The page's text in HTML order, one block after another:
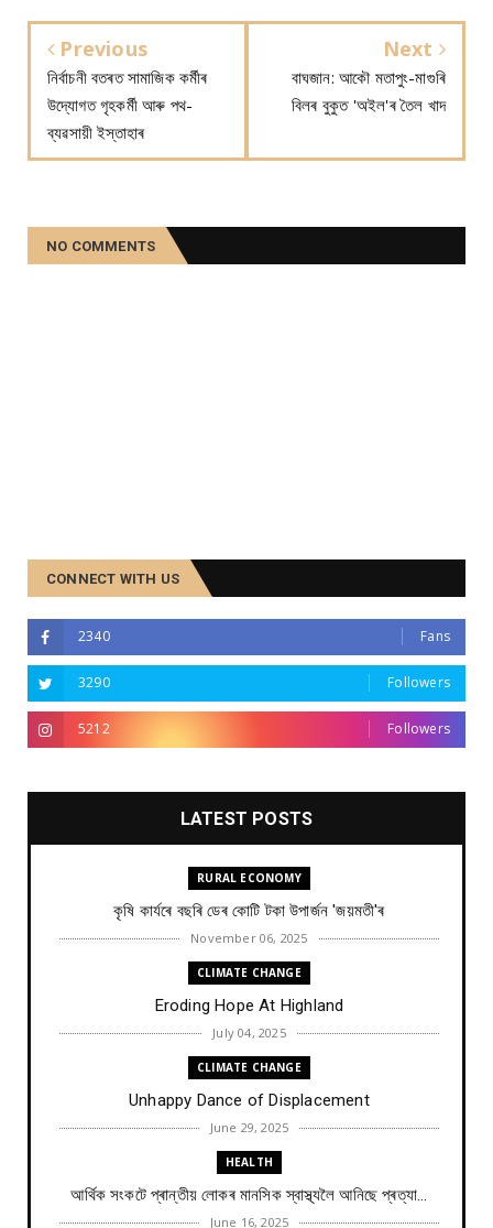
Previous
নিৰ্বাচনী বতৰত সামাজিক কর্মীৰ
উদ্যোগত গৃহকর্মী আৰু পথ-
ব্যৱসায়ী ইস্তাহাৰ
Next
বাঘজান: আকৌ মতাপুং-মাগুৰি
বিলৰ বুকুত 'অইল'ৰ তৈল খাদ
NO COMMENTS
CONNECT WITH US
2340 Fans
3290 Followers
5212 Followers
LATEST POSTS
RURAL ECONOMY
কৃষি কাৰ্যৰে বছৰি ডেৰ কোটি টকা উপার্জন 'জয়মতী'ৰ
November 06, 2025
CLIMATE CHANGE
Eroding Hope At Highland
July 04, 2025
CLIMATE CHANGE
Unhappy Dance of Displacement
June 29, 2025
HEALTH
আৰ্থিক সংকটে প্ৰান্তীয় লোকৰ মানসিক স্বাস্থ্যলৈ আনিছে প্ৰত্যা...
June 16, 2025